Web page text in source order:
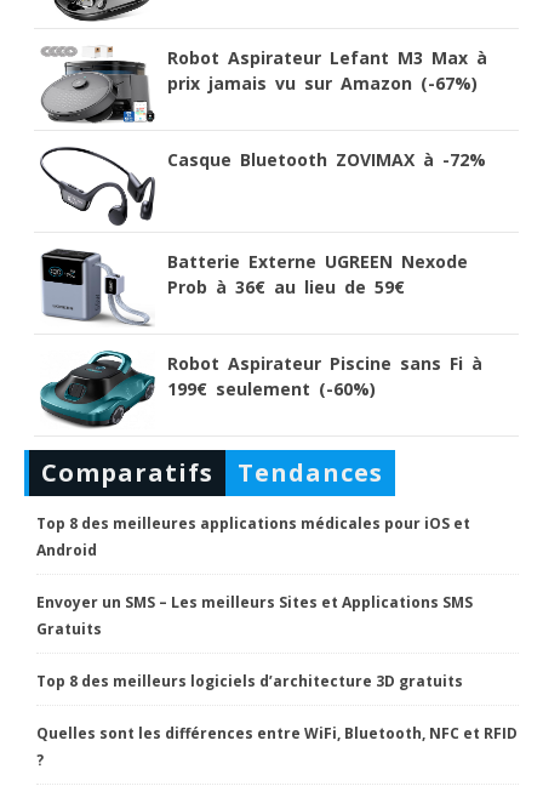
Robot Aspirateur Lefant M3 Max à
prix jamais vu sur Amazon (-67%)
Casque Bluetooth ZOVIMAX à -72%
Batterie Externe UGREEN Nexode
Prob à 36€ au lieu de 59€
Robot Aspirateur Piscine sans Fi à
199€ seulement (-60%)
Comparatifs Tendances
Top 8 des meilleures applications médicales pour iOS et
Android
Envoyer un SMS – Les meilleurs Sites et Applications SMS
Gratuits
Top 8 des meilleurs logiciels d’architecture 3D gratuits
Quelles sont les différences entre WiFi, Bluetooth, NFC et RFID
?